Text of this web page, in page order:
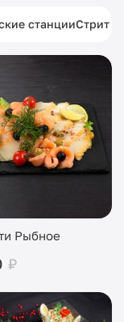
станцииСтрит
Рыбное
₽